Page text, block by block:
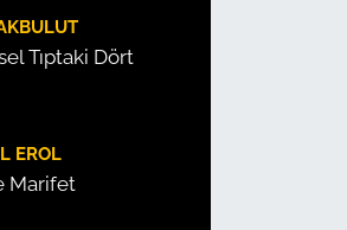
Tıptaki Dört
EROL
Marifet